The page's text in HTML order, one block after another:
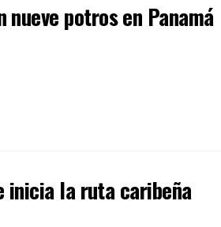
potros en Panamá
inicia la ruta caribeña